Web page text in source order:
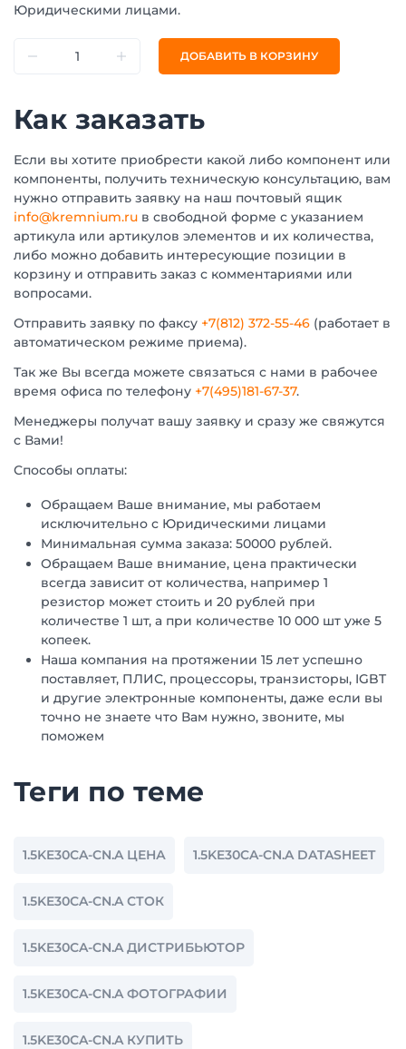
Юридическими лицами.
ДОБАВИТЬ В КОРЗИНУ
Как заказать
Если вы хотите приобрести какой либо компонент или
компоненты, получить техническую консультацию, вам
нужно отправить заявку на наш почтовый ящик
info@kremnium.ru в свободной форме с указанием
артикула или артикулов элементов и их количества,
либо можно добавить интересующие позиции в
корзину и отправить заказ с комментариями или
вопросами.
Отправить заявку по факсу +7(812) 372-55-46 (работает в
автоматическом режиме приема).
Так же Вы всегда можете связаться с нами в рабочее
время офиса по телефону +7(495)181-67-37.
Менеджеры получат вашу заявку и сразу же свяжутся
с Вами!
Способы оплаты:
Обращаем Ваше внимание, мы работаем
исключительно с Юридическими лицами
Минимальная сумма заказа: 50000 рублей.
Обращаем Ваше внимание, цена практически
всегда зависит от количества, например 1
резистор может стоить и 20 рублей при
количестве 1 шт, а при количестве 10 000 шт уже 5
копеек.
Наша компания на протяжении 15 лет успешно
поставляет, ПЛИС, процессоры, транзисторы, IGBT
и другие электронные компоненты, даже если вы
точно не знаете что Вам нужно, звоните, мы
поможем
Теги по теме
1.5KE30CA-CN.A ЦЕНА 1.5KE30CA-CN.A DATASHEET
1.5KE30CA-CN.A СТОК
1.5KE30CA-CN.A ДИСТРИБЬЮТОР
1.5KE30CA-CN.A ФОТОГРАФИИ
1.5KE30CA-CN.A КУПИТЬ